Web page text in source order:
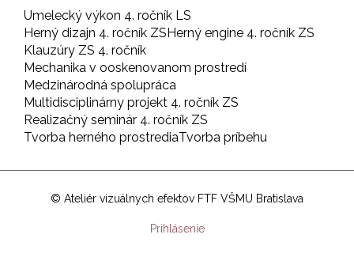
Umelecký výkon 4. ročník LS
Herný dizajn 4. ročník ZSHerný engine 4. ročník ZS
Klauzúry ZS 4. ročník
Mechanika v ooskenovanom prostredí
Medzinárodná spolupráca
Multidisciplinárny projekt 4. ročník ZS
Realizačný seminár 4. ročník ZS
Tvorba herného prostrediaTvorba príbehu
© Ateliér vizuálnych efektov FTF VŠMU Bratislava
Prihlásenie